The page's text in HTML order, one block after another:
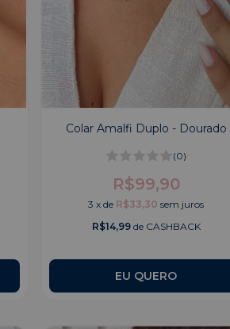
Colar Amalfi Duplo - Dourado
(0)
R$99,90
3 xde R$33,30 sem juros
R$14,99de CASHBACK